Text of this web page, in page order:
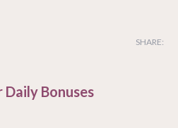
SHARE:
Bonuses